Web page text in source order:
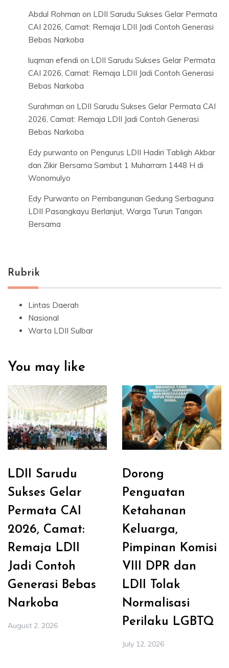
Abdul Rohman on LDII Sarudu Sukses Gelar Permata
CAI 2026, Camat: Remaja LDII Jadi Contoh Generasi
Bebas Narkoba
luqman efendi on LDII Sarudu Sukses Gelar Permata
CAI 2026, Camat: Remaja LDII Jadi Contoh Generasi
Bebas Narkoba
Surahman on LDII Sarudu Sukses Gelar Permata CAI
2026, Camat: Remaja LDII Jadi Contoh Generasi
Bebas Narkoba
Edy purwanto on Pengurus LDII Hadiri Tabligh Akbar
dan Zikir Bersama Sambut 1 Muharram 1448 H di
Wonomulyo
Edy Purwanto on Pembangunan Gedung Serbaguna
LDII Pasangkayu Berlanjut, Warga Turun Tangan
Bersama
Rubrik
Lintas Daerah
Nasional
Warta LDII Sulbar
You may like
LDII Sarudu
Sukses Gelar
Permata CAI
2026, Camat:
Remaja LDII
Jadi Contoh
Generasi Bebas
Narkoba
August 2, 2026
Dorong
Penguatan
Ketahanan
Keluarga,
Pimpinan Komisi
VIII DPR dan
LDII Tolak
Normalisasi
Perilaku LGBTQ
July 12, 2026